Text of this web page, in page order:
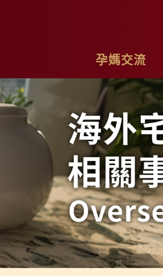
孕媽交流
最新消息
專欄作家
影片分享
瑰夏日亮麗計畫
】坐月子料理食材套組
東方草本茶系列
方藥膳燉包系列
骨滴雞精禮盒
烏骨滴雞精家庭號